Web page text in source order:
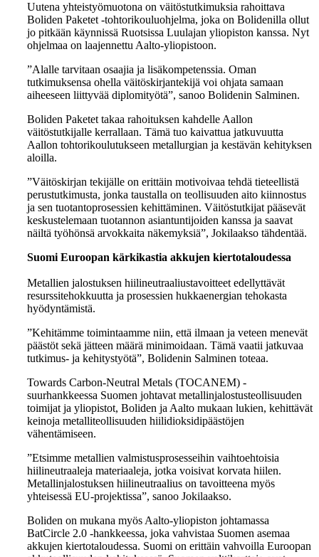
Uutena yhteistyömuotona on väitöstutkimuksia rahoittava
Boliden Paketet -tohtorikouluohjelma, joka on Bolidenilla ollut
jo pitkään käynnissä Ruotsissa Luulajan yliopiston kanssa. Nyt
ohjelmaa on laajennettu Aalto-yliopistoon.
”Alalle tarvitaan osaajia ja lisäkompetenssia. Oman
tutkimuksensa ohella väitöskirjantekijä voi ohjata samaan
aiheeseen liittyvää diplomityötä”, sanoo Bolidenin Salminen.
Boliden Paketet takaa rahoituksen kahdelle Aallon
väitöstutkijalle kerrallaan. Tämä tuo kaivattua jatkuvuutta
Aallon tohtorikoulutukseen metallurgian ja kestävän kehityksen
aloilla.
”Väitöskirjan tekijälle on erittäin motivoivaa tehdä tieteellistä
perustutkimusta, jonka taustalla on teollisuuden aito kiinnostus
ja sen tuotantoprosessien kehittäminen. Väitöstutkijat pääsevät
keskustelemaan tuotannon asiantuntijoiden kanssa ja saavat
näiltä työhönsä arvokkaita näkemyksiä”, Jokilaakso tähdentää.
Suomi Euroopan kärkikastia akkujen kiertotaloudessa
Metallien jalostuksen hiilineutraaliustavoitteet edellyttävät
resurssitehokkuutta ja prosessien hukkaenergian tehokasta
hyödyntämistä.
”Kehitämme toimintaamme niin, että ilmaan ja veteen menevät
päästöt sekä jätteen määrä minimoidaan. Tämä vaatii jatkuvaa
tutkimus- ja kehitystyötä”, Bolidenin Salminen toteaa.
Towards Carbon-Neutral Metals (TOCANEM) -
suurhankkeessa Suomen johtavat metallinjalostusteollisuuden
toimijat ja yliopistot, Boliden ja Aalto mukaan lukien, kehittävät
keinoja metalliteollisuuden hiilidioksidipäästöjen
vähentämiseen.
”Etsimme metallien valmistusprosesseihin vaihtoehtoisia
hiilineutraaleja materiaaleja, jotka voisivat korvata hiilen.
Metallinjalostuksen hiilineutraalius on tavoitteena myös
yhteisessä EU-projektissa”, sanoo Jokilaakso.
Boliden on mukana myös Aalto-yliopiston johtamassa
BatCircle 2.0 -hankkeessa, joka vahvistaa Suomen asemaa
akkujen kiertotaloudessa. Suomi on erittäin vahvoilla Euroopan